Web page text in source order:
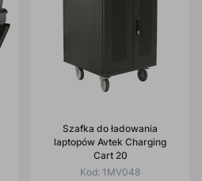
Szafka do ładowania
laptopów Avtek Charging
Cart 20
Kod: 1MV048